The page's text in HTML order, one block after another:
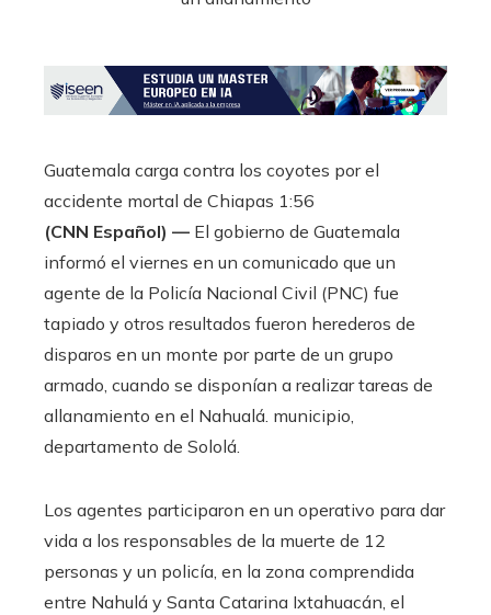
Guatemala carga contra los coyotes por el
accidente mortal de Chiapas 1:56
(CNN Español) — El gobierno de Guatemala
informó el viernes en un comunicado que un
agente de la Policía Nacional Civil (PNC) fue
tapiado y otros resultados fueron herederos de
disparos en un monte por parte de un grupo
armado, cuando se disponían a realizar tareas de
allanamiento en el Nahualá. municipio,
departamento de Sololá.
Los agentes participaron en un operativo para dar
vida a los responsables de la muerte de 12
personas y un policía, en la zona comprendida
entre Nahulá y Santa Catarina Ixtahuacán, el